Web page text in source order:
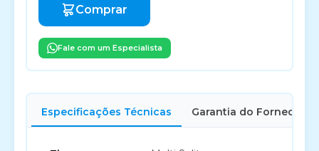
Comprar
Fale com um Especialista
Especificações Técnicas Garantia do Fornecedor